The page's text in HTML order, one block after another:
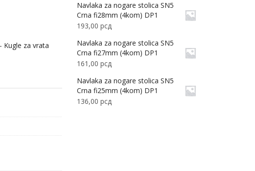
Kugle za vrata
Navlaka za nogare stolica SN5
Crna fi28mm (4kom) DP1
193,00 рсд
Navlaka za nogare stolica SN5
Crna fi27mm (4kom) DP1
161,00 рсд
Navlaka za nogare stolica SN5
Crna fi25mm (4kom) DP1
136,00 рсд